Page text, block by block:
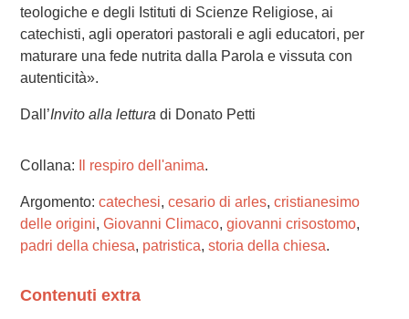
teologiche e degli Istituti di Scienze Religiose, ai
catechisti, agli operatori pastorali e agli educatori, per
maturare una fede nutrita dalla Parola e vissuta con
autenticità».
Dall’Invito alla lettura di Donato Petti
Collana: Il respiro dell'anima.
Argomento: catechesi, cesario di arles, cristianesimo
delle origini, Giovanni Climaco, giovanni crisostomo,
padri della chiesa, patristica, storia della chiesa.
Contenuti extra